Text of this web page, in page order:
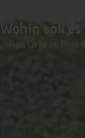
Wohin soll
Alle Orte in Tirol